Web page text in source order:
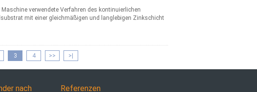
verwendete Verfahren des kontinuierlichen
mit einer gleichmäßigen und langlebigen Zinkschicht
3 4 >> >|
nach
Referenzen